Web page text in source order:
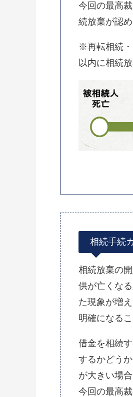
今回の最高
続放棄が認
※再転相続・
以内に相続
相続手続
相続放棄の
供が亡くな
た現象が増
明確になる
借金を相続
するかどう
が大きい場
今回の最高